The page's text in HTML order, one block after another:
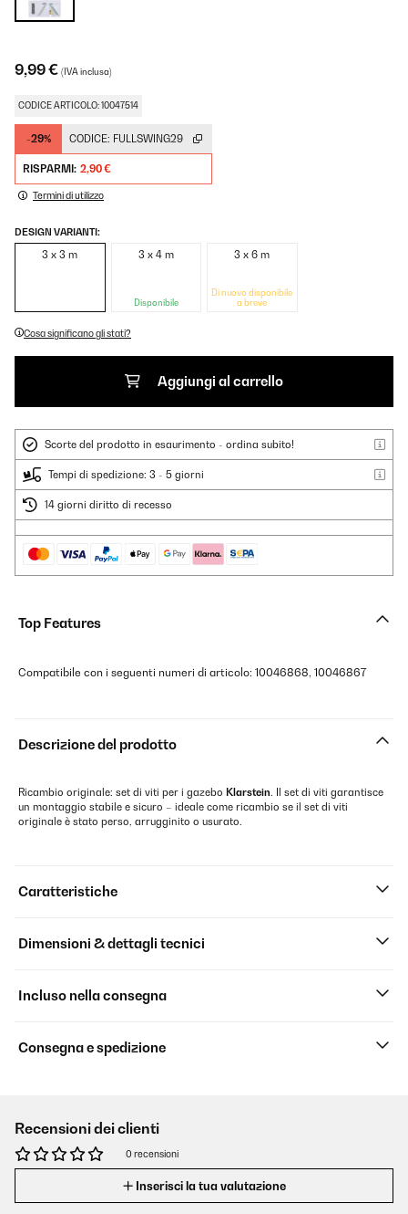
9,99 € (IVA inclusa)
CODICE ARTICOLO: 10047514
-29% CODICE: FULLSWING29
RISPARMI: 2,90 €
Termini di utilizzo
DESIGN VARIANTI:
3 x 3 m 3 x 4 m
Disponibile
3 x 6 m
Di nuovo disponibile
a breve
Cosa significano gli stati?
Aggiungi al carrello
Scorte del prodotto in esaurimento - ordina subito!
Tempi di spedizione: 3 - 5 giorni
14 giorni diritto di recesso
Top Features
Compatibile con i seguenti numeri di articolo: 10046868, 10046867
Descrizione del prodotto
Ricambio originale: set di viti per i gazebo Klarstein. Il set di viti garantisce
un montaggio stabile e sicuro – ideale come ricambio se il set di viti
originale è stato perso, arrugginito o usurato.
Caratteristiche
Dimensioni & dettagli tecnici
Incluso nella consegna
Consegna e spedizione
Recensioni dei clienti
0 recensioni
Inserisci la tua valutazione